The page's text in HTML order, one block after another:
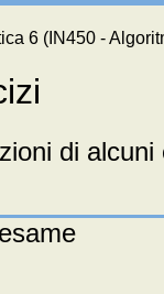
6 (IN450 -
di alcuni